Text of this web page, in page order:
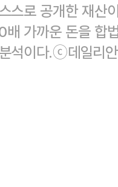
스로 공개한 재산
가까운 돈을 합
석이다.ⓒ데일리